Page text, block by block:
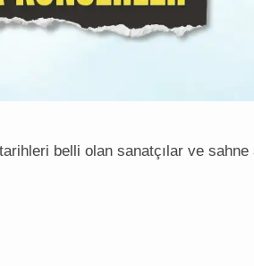
belli olan sanatçılar ve sahne